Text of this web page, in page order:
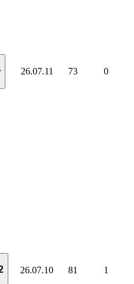
26.07.11 73 0
26.07.10 81 1